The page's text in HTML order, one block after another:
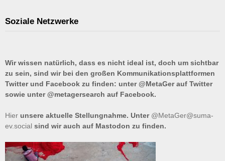
Soziale Netzwerke
Wir wissen natürlich, dass es nicht ideal ist, doch um sichtbar
zu sein, sind wir bei den großen Kommunikationsplattformen
Twitter und Facebook zu finden: unter @MetaGer auf Twitter
sowie unter @metagersearch auf Facebook.
Hier unsere aktuelle Stellungnahme. Unter @MetaGer@suma-
ev.social sind wir auch auf Mastodon zu finden.